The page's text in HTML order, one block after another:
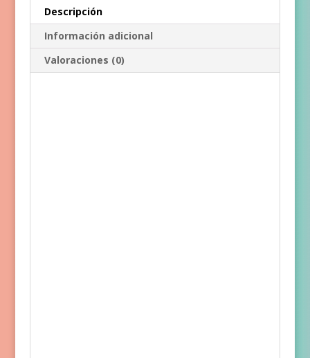
cantidad
Descripción
Información adicional
Valoraciones (0)